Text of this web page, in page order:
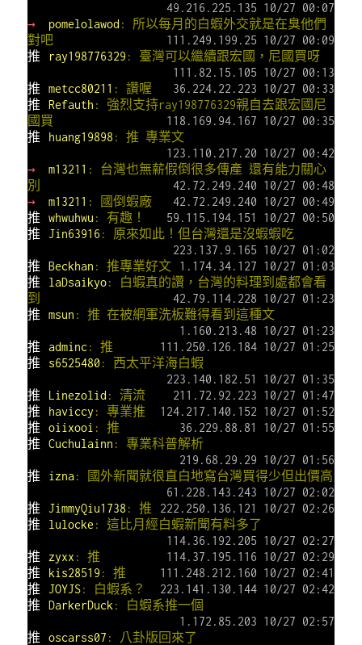
49.216.225.135 10/27 00:07
→
pomelolawod : 所以每月的白蝦外交就是在臭他們
對吧
111.249.199.25 10/27 00:09
推
ray198776329 : 臺灣可以繼續跟宏國，尼國買呀
111.82.15.105 10/27 00:13
推
metcc80211 : 讚喔
36.224.22.223 10/27 00:33
推
Refauth : 強烈支持ray198776329親自去跟宏國尼
國買
118.169.94.167 10/27 00:35
推
huang19898 : 推 專業文
123.110.217.20 10/27 00:42
→
m13211 : 台灣也無薪假倒很多傳產 還有能力關心
別
42.72.249.240 10/27 00:48
→
m13211 : 國倒蝦廠
42.72.249.240 10/27 00:49
推
whwuhwu : 有趣！
59.115.194.151 10/27 00:50
推
Jin63916 : 原來如此！但台灣還是沒蝦蝦吃
223.137.9.165 10/27 01:02
推
Beckhan : 推專業好文
1.174.34.127 10/27 01:03
推
laDsaikyo: 白蝦真的讚，台灣的料理到處都會看
到
42.79.114.228 10/27 01:23
推
msun : 推 在被網軍洗板難得看到這種文
1.160.213.48 10/27 01:23
推
adminc: 推
111.250.126.184 10/27 01:25
推
s6525480 : 西太平洋海白蝦
223.140.182.51 10/27 01:35
推
Linezolid : 清流
211.72.92.223 10/27 01:47
推
haviccy : 專業推
124.217.140.152 10/27 01:52
推
oiixooi : 推
36.229.88.81 10/27 01:55
推
Cuchulainn : 專業科普解析
219.68.29.29 10/27 01:56
推
izna: 國外新聞就很直白地寫台灣買得少但出價高
61.228.143.243 10/27 02:02
推
JimmyQiu1738 : 推
222.250.136.121 10/27 02:26
推
lulocke : 這比月經白蝦新聞有料多了
114.36.192.205 10/27 02:27
推
zyxx : 推
114.37.195.116 10/27 02:29
推
kis28519 : 推
111.248.212.160 10/27 02:41
推
JOYJS: 白蝦系？
223.141.130.144 10/27 02:42
推
DarkerDuck : 白蝦系推一個
1.172.85.203 10/27 02:57
推
oscarss07 : 八卦版回來了